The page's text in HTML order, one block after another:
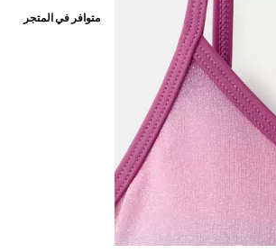
متوافر في المتجر